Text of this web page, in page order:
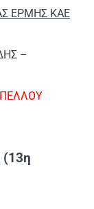
ΕΡΜΗΣ ΚΑΕ
–